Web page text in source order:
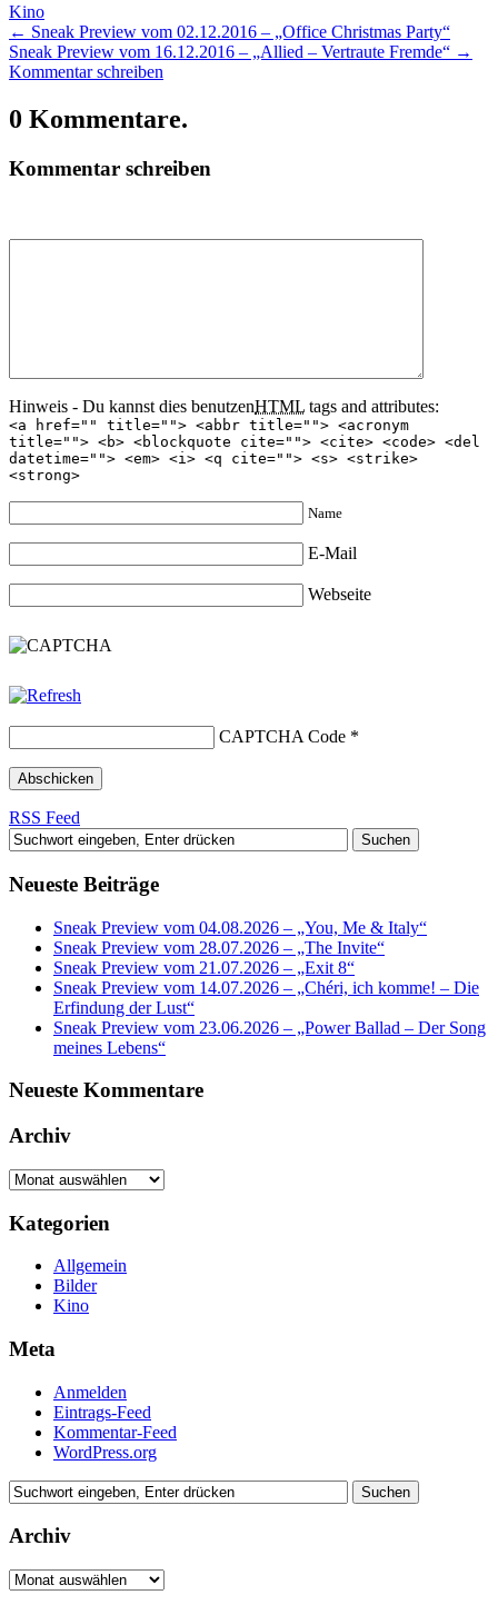
Kino
← Sneak Preview vom 02.12.2016 – „Office Christmas Party“
Sneak Preview vom 16.12.2016 – „Allied – Vertraute Fremde“ →
Kommentar schreiben
0 Kommentare.
Kommentar schreiben
Hinweis - Du kannst dies benutzenHTML tags and attributes:
<a href="" title=""> <abbr title=""> <acronym
title=""> <b> <blockquote cite=""> <cite> <code> <del
datetime=""> <em> <i> <q cite=""> <s> <strike>
<strong>
Name
E-Mail
Webseite
CAPTCHA Code *
RSS Feed
Neueste Beiträge
Sneak Preview vom 04.08.2026 – „You, Me & Italy“
Sneak Preview vom 28.07.2026 – „The Invite“
Sneak Preview vom 21.07.2026 – „Exit 8“
Sneak Preview vom 14.07.2026 – „Chéri, ich komme! – Die
Erfindung der Lust“
Sneak Preview vom 23.06.2026 – „Power Ballad – Der Song
meines Lebens“
Neueste Kommentare
Archiv
Archiv
Kategorien
Allgemein
Bilder
Kino
Meta
Anmelden
Eintrags-Feed
Kommentar-Feed
WordPress.org
Archiv
Archiv